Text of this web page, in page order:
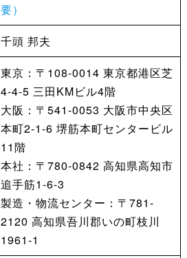
要）
千頭 邦夫
東京：〒108-0014 東京都港区芝
4-4-5 三田KMビル4階
大阪：〒541-0053 大阪市中央区
本町2-1-6 堺筋本町センタービル
11階
本社：〒780-0842 高知県高知市
追手筋1-6-3
製造・物流センター：〒781-
2120 高知県吾川郡いの町枝川
1961-1